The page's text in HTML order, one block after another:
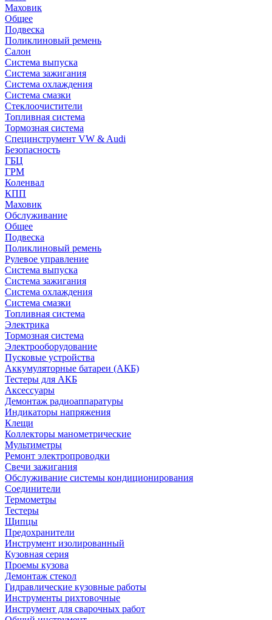
Маховик
Общее
Подвеска
Поликлиновый ремень
Салон
Система выпуска
Система зажигания
Система охлаждения
Система смазки
Стеклоочистители
Топливная система
Тормозная система
Специнструмент VW & Audi
Безопасность
ГБЦ
ГРМ
Коленвал
КПП
Маховик
Обслуживание
Общее
Подвеска
Поликлиновый ремень
Рулевое управление
Система выпуска
Система зажигания
Система охлаждения
Система смазки
Топливная система
Электрика
Тормозная система
Электрооборудование
Пусковые устройства
Аккумуляторные батареи (АКБ)
Тестеры для АКБ
Аксессуары
Демонтаж радиоаппаратуры
Индикаторы напряжения
Клещи
Коллекторы манометрические
Мультиметры
Ремонт электропроводки
Свечи зажигания
Обслуживание системы кондиционирования
Соединители
Термометры
Тестеры
Щипцы
Предохранители
Инструмент изолированный
Кузовная серия
Проемы кузова
Демонтаж стекол
Гидравлические кузовные работы
Инструменты рихтовочные
Инструмент для сварочных работ